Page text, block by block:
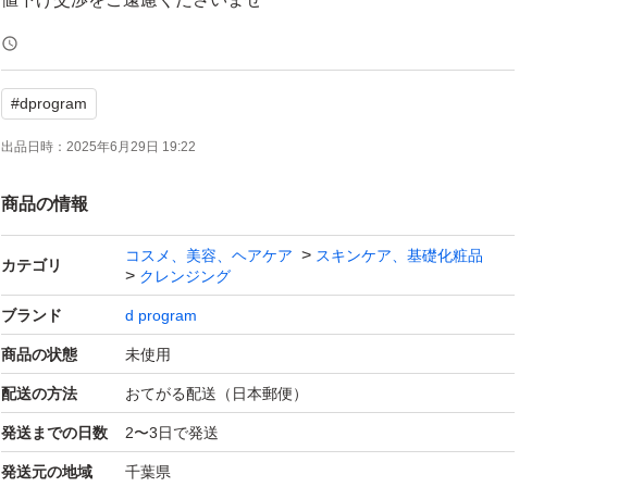
#dprogram
出品日時： 2025年6月29日 19:22
商品の情報
カテゴリ
コスメ、美容、ヘアケア
スキンケア、基礎化粧品
クレンジング
ブランド d program
商品の状態 未使用
配送の方法 おてがる配送（日本郵便）
発送までの日数 2〜3日で発送
発送元の地域 千葉県